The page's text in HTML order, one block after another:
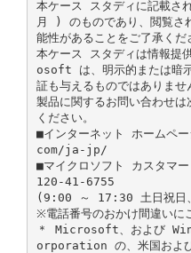
本ケース スタディに記載
月 ) のものであり、閲覧さ
能性があることをご了承くだ
本ケース スタディは情報提
osoft は、明示的または暗
証も与えるものではありませ
製品に関するお問い合わせ
ください。
■インターネット ホーム
com/ja-jp/
■マイクロソフト カスタマ
120-41-6755
(9:00 ～ 17:30 土日祝日
※電話番号のおかけ間違いに
＊ Microsoft、および
orporation の、米国および